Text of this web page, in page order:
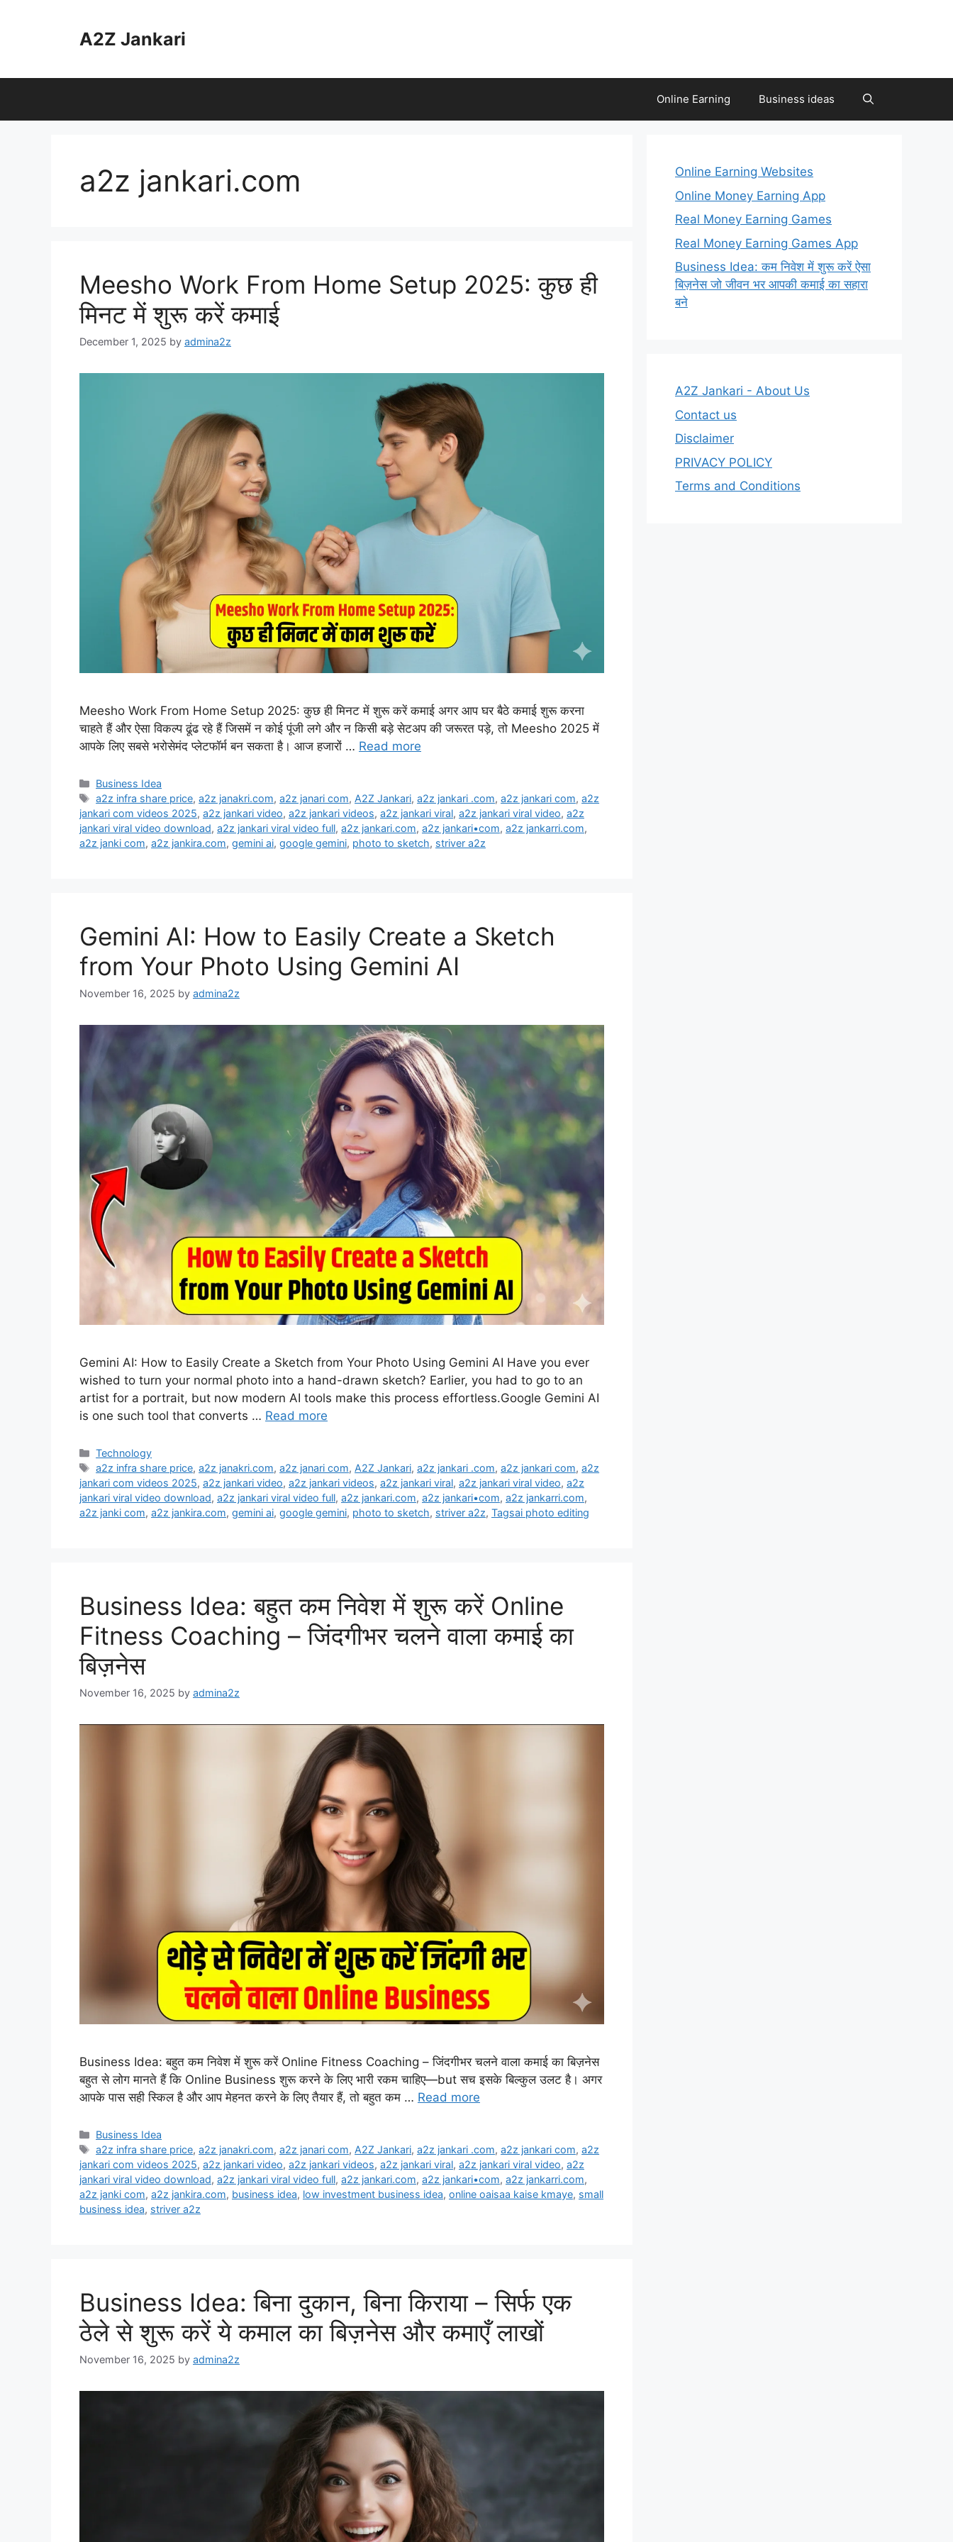
A2Z Jankari
Online Earning Business ideas
a2z jankari.com
Meesho Work From Home Setup 2025: कुछ ही
मिनट में शुरू करें कमाई
December 1, 2025 by admina2z
Meesho Work From Home Setup 2025: कुछ ही मिनट में शुरू करें कमाई अगर आप घर बैठे कमाई शुरू करना
चाहते हैं और ऐसा विकल्प ढूंढ रहे हैं जिसमें न कोई पूंजी लगे और न किसी बड़े सेटअप की जरूरत पड़े, तो Meesho 2025 में
आपके लिए सबसे भरोसेमंद प्लेटफॉर्म बन सकता है। आज हजारों … Read more
Categories
Business Idea
Tags
a2z infra share price,a2z janakri.com,a2z janari com, A2Z Jankari,a2z jankari .com,a2z jankari com,a2z
jankari com videos 2025, a2z jankari video, a2z jankari videos, a2z jankari viral, a2z jankari viral video, a2z
jankari viral video download, a2z jankari viral video full, a2z jankari.com, a2z jankari•com, a2z jankarri.com,
a2z janki com, a2z jankira.com, gemini ai, google gemini, photo to sketch, striver a2z
Gemini AI: How to Easily Create a Sketch
from Your Photo Using Gemini AI
November 16, 2025 by admina2z
Gemini AI: How to Easily Create a Sketch from Your Photo Using Gemini AI Have you ever
wished to turn your normal photo into a hand-drawn sketch? Earlier, you had to go to an
artist for a portrait, but now modern AI tools make this process effortless.Google Gemini AI
is one such tool that converts … Read more
Categories
Technology
Tags
a2z infra share price,a2z janakri.com,a2z janari com, A2Z Jankari,a2z jankari .com,a2z jankari com,a2z
jankari com videos 2025, a2z jankari video, a2z jankari videos, a2z jankari viral, a2z jankari viral video, a2z
jankari viral video download, a2z jankari viral video full, a2z jankari.com, a2z jankari•com, a2z jankarri.com,
a2z janki com, a2z jankira.com, gemini ai, google gemini, photo to sketch, striver a2z, Tagsai photo editing
Business Idea: बहुत कम निवेश में शुरू करें Online
Fitness Coaching – जिंदगीभर चलने वाला कमाई का
बिज़नेस
November 16, 2025 by admina2z
Business Idea: बहुत कम निवेश में शुरू करें Online Fitness Coaching – जिंदगीभर चलने वाला कमाई का बिज़नेस
बहुत से लोग मानते हैं कि Online Business शुरू करने के लिए भारी रकम चाहिए—but सच इसके बिल्कुल उलट है। अगर
आपके पास सही स्किल है और आप मेहनत करने के लिए तैयार हैं, तो बहुत कम … Read more
Categories
Business Idea
Tags
a2z infra share price,a2z janakri.com,a2z janari com, A2Z Jankari,a2z jankari .com,a2z jankari com,a2z
jankari com videos 2025, a2z jankari video, a2z jankari videos, a2z jankari viral, a2z jankari viral video, a2z
jankari viral video download, a2z jankari viral video full, a2z jankari.com, a2z jankari•com, a2z jankarri.com,
a2z janki com, a2z jankira.com, business idea, low investment business idea, online oaisaa kaise kmaye, small
business idea, striver a2z
Business Idea: बिना दुकान, बिना किराया – सिर्फ एक
ठेले से शुरू करें ये कमाल का बिज़नेस और कमाएँ लाखों
November 16, 2025 by admina2z
Online Earning Websites
Online Money Earning App
Real Money Earning Games
Real Money Earning Games App
Business Idea: कम निवेश में शुरू करें ऐसा
बिज़नेस जो जीवन भर आपकी कमाई का सहारा
बने
A2Z Jankari - About Us
Contact us
Disclaimer
PRIVACY POLICY
Terms and Conditions